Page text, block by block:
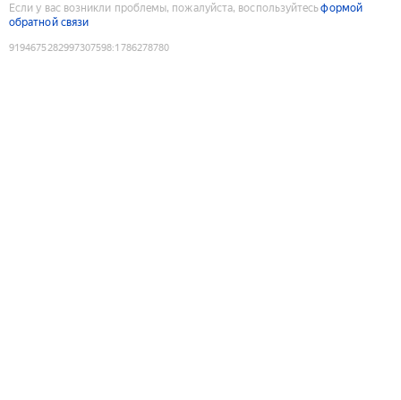
Если у вас возникли проблемы, пожалуйста, воспользуйтесьформой
обратной связи
9194675282997307598:1786278780